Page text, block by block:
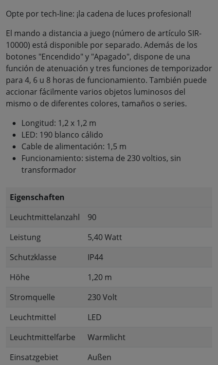
Opte por tech-line: ¡la cadena de luces profesional!
El mando a distancia a juego (número de artículo SIR-
10000) está disponible por separado. Además de los
botones "Encendido" y "Apagado", dispone de una
función de atenuación y tres funciones de temporizador
para 4, 6 u 8 horas de funcionamiento. También puede
accionar fácilmente varios objetos luminosos del
mismo o de diferentes colores, tamaños o series.
Longitud: 1,2 x 1,2 m
LED: 190 blanco cálido
Cable de alimentación: 1,5 m
Funcionamiento: sistema de 230 voltios, sin
transformador
Eigenschaften
Leuchtmittelanzahl
90
Leistung
5,40 Watt
Schutzklasse
IP44
Höhe
1,20 m
Stromquelle
230 Volt
Leuchtmittel
LED
Leuchtmittelfarbe
Warmlicht
Einsatzgebiet
Außen